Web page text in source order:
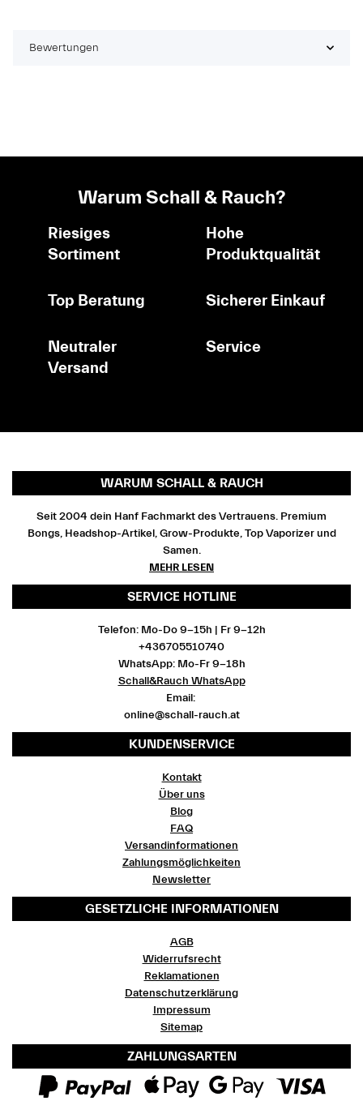
Bewertungen
Warum Schall & Rauch?
Riesiges
Sortiment
Hohe
Produktqualität
Top Beratung Sicherer Einkauf
Neutraler
Versand
Service
WARUM SCHALL & RAUCH
Seit 2004 dein Hanf Fachmarkt des Vertrauens. Premium
Bongs, Headshop-Artikel, Grow-Produkte, Top Vaporizer und
Samen.
MEHR LESEN
SERVICE HOTLINE
Telefon: Mo-Do 9-15h | Fr 9-12h
+436705510740
WhatsApp: Mo-Fr 9-18h
Schall&Rauch WhatsApp
Email:
online@schall-rauch.at
KUNDENSERVICE
Kontakt
Über uns
Blog
FAQ
Versandinformationen
Zahlungsmöglichkeiten
Newsletter
GESETZLICHE INFORMATIONEN
AGB
Widerrufsrecht
Reklamationen
Datenschutzerklärung
Impressum
Sitemap
ZAHLUNGSARTEN